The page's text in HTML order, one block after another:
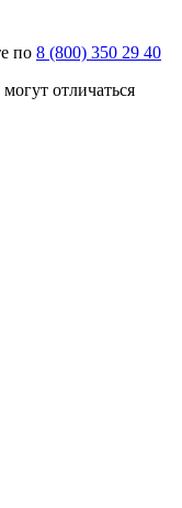
по 8 (800) 350 29 40
отличаться